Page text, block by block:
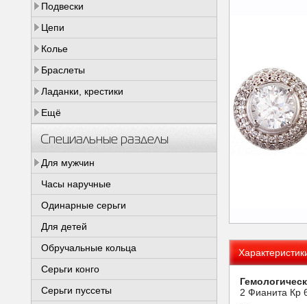
Подвески
Цепи
Колье
Браслеты
Ладанки, крестики
Ещё
Специальные разделы
Для мужчин
Часы наручные
Одинарные серьги
Для детей
Обручальные кольца
Серьги конго
Серьги пуссеты
2 Фианита Кр